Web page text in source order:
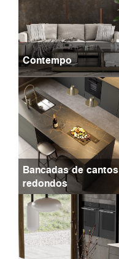
Contempo
Bancadas de cantos
redondos